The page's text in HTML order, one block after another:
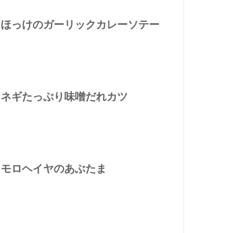
ほっけのガーリックカレーソテー
ネギたっぷり味噌だれカツ
モロヘイヤのあぶたま